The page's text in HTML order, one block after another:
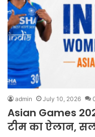
admin July 10, 2026
Asian Games
टीम का ऐलान,